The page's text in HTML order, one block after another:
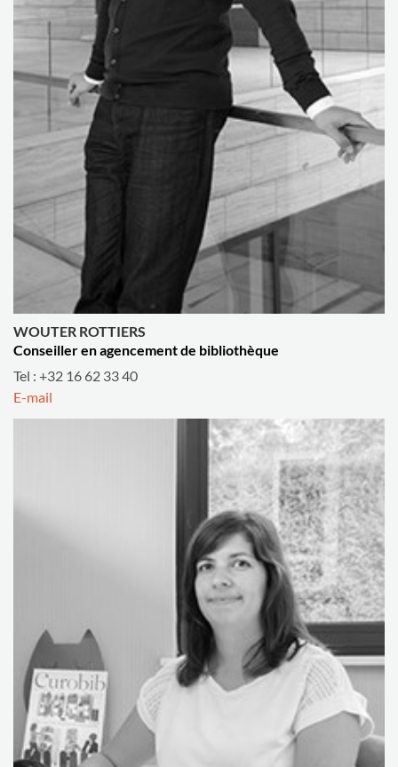
WOUTER ROTTIERS
Conseiller en agencement de bibliothèque
Tel : +32 16 62 33 40
E-mail